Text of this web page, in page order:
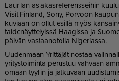
Lau­ri­lan asi­a­kas­re­fe­rens­sei­hin
Vi­sit Fin­land, Sony, Por­voon
ku­vi­aan on ol­lut esil­lä myös
tai­de­näyt­te­lyis­sä Haa­gis­sa ja
päi­vän vas­taa­no­tol­la Ni­ge­ri­as­sa.
Uu­den­maan Yrit­tä­jät nos­taa
yri­tys­toi­min­ta pe­rus­tuu vah­vaan
omaan tyy­liin ja jat­ku­vaan